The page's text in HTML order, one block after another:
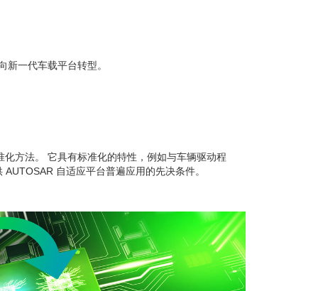
一代车载平台转型。
方法。 它具有标准化的特性，例如与车辆驱动程
自适应平台普遍应用的先决条件。